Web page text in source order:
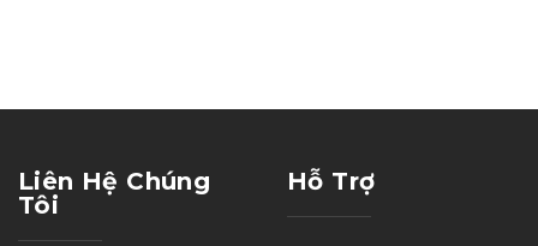
Liên Hệ Chúng
Tôi
Hỗ Trợ